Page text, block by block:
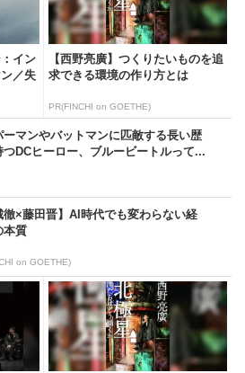
イン
／失
【西野亮廣】つくりたいものを追
求できる環境の作り方とは
PR(FINCHI on GOETHE)
ーマンやバットマンに匹敵する長い歴
つDCヒーロー、ブルービートルって...
徹×藤田晋】AI時代でも変わらない経
本質
on GOETHE)